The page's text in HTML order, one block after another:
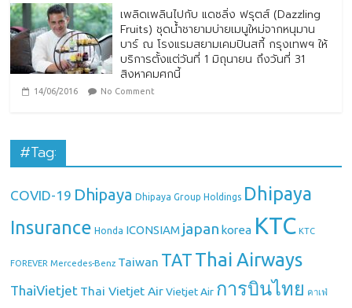
เพลิดเพลินไปกับ แดซลิ่ง ฟรุตส์ (Dazzling
Fruits) ชุดน้ำชายามบ่ายเมนูใหม่จากหนุมาน
บาร์ ณ โรงแรมสยามเคมปินสกี้ กรุงเทพฯ ให้
บริการตั้งแต่วันที่ 1 มิถุนายน ถึงวันที่ 31
สิงหาคมศกนี้
14/06/2016 No Comment
#Tag:
COVID-19 Dhipaya Dhipaya Group Holdings Dhipaya
Insurance Honda ICONSIAM japan korea KTC KTC
FOREVER Mercedes-Benz Taiwan TAT Thai Airways
ThaiVietjet Thai Vietjet Air Vietjet Air การบินไทย คาเฟ่